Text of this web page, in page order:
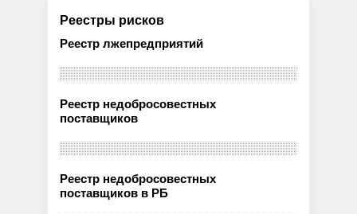
Реестры рисков
Реестр лжепредприятий
Реестр недобросовестных
поставщиков
Реестр недобросовестных
поставщиков в РБ